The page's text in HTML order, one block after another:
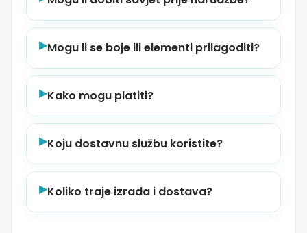
▶Mogu li se boje ili elementi prilagoditi?
▶Kako mogu platiti?
▶Koju dostavnu službu koristite?
▶Koliko traje izrada i dostava?